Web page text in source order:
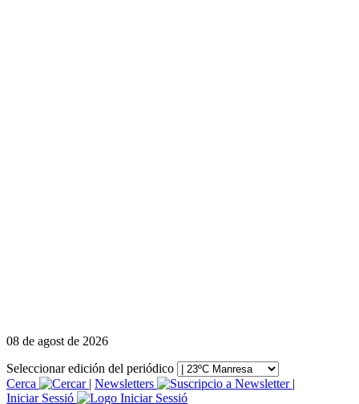
08 de agost de 2026
Seleccionar edición del periódico
Cerca
| Newsletters
|
Iniciar Sessió